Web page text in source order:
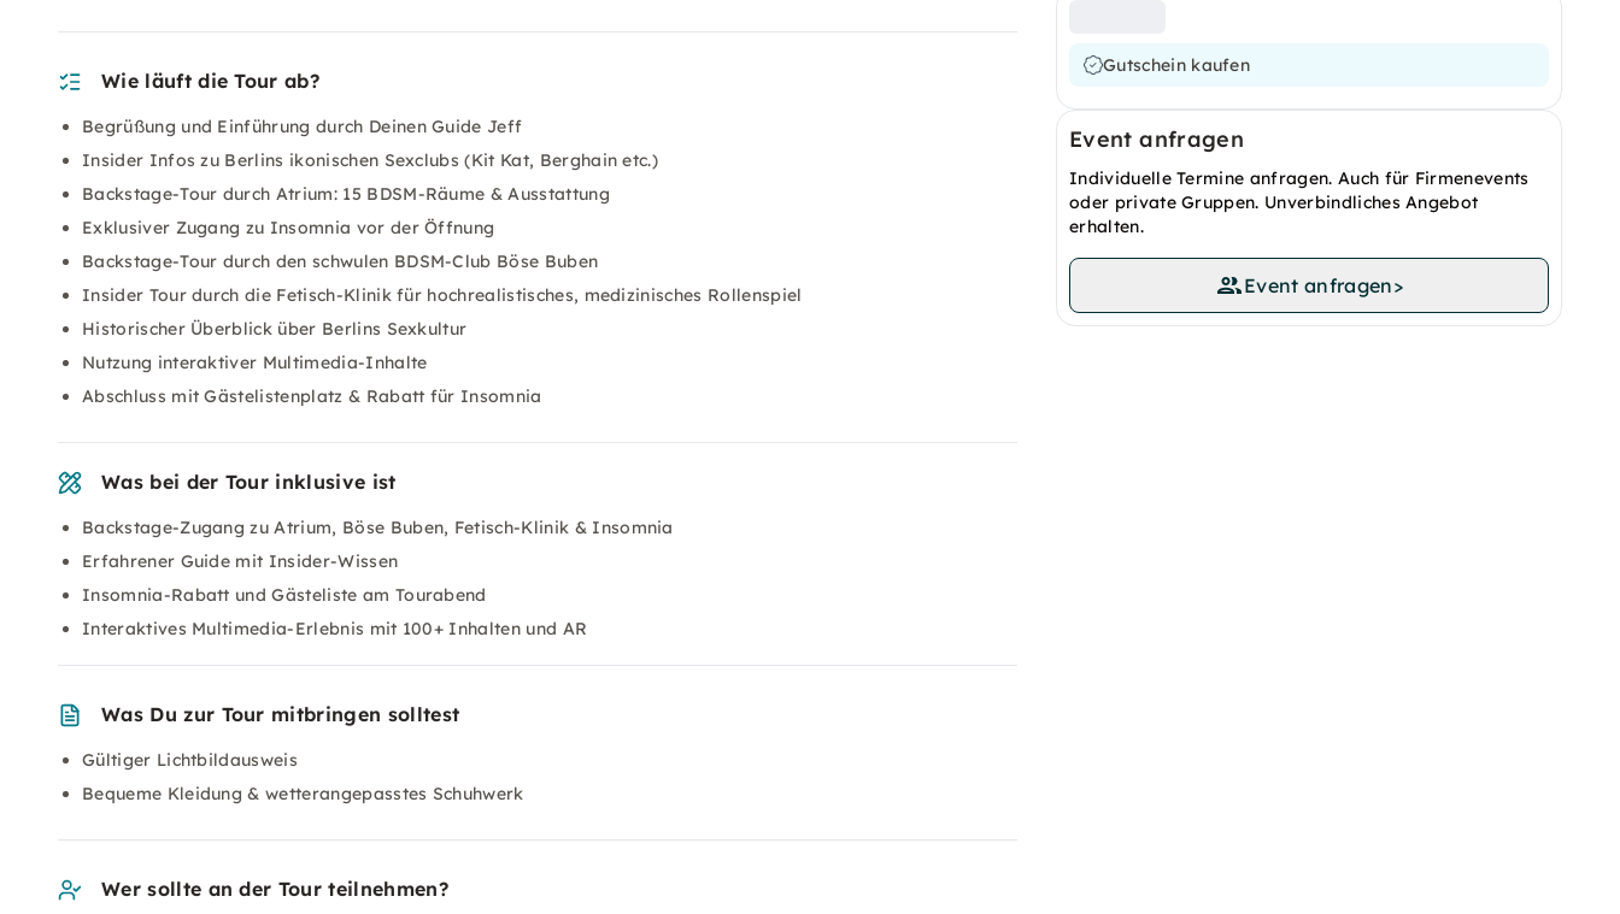
Gutschein kaufen
Event anfragen
Individuelle Termine anfragen. Auch für Firmenevents
oder private Gruppen. Unverbindliches Angebot
erhalten.
Event anfragen>
Wie läuft die Tour ab?
Begrüßung und Einführung durch Deinen Guide Jeff
Insider Infos zu Berlins ikonischen Sexclubs (Kit Kat, Berghain etc.)
Backstage-Tour durch Atrium: 15 BDSM-Räume & Ausstattung
Exklusiver Zugang zu Insomnia vor der Öffnung
Backstage-Tour durch den schwulen BDSM-Club Böse Buben
Insider Tour durch die Fetisch-Klinik für hochrealistisches, medizinisches Rollenspiel
Historischer Überblick über Berlins Sexkultur
Nutzung interaktiver Multimedia-Inhalte
Abschluss mit Gästelistenplatz & Rabatt für Insomnia
Was bei der Tour inklusive ist
Backstage-Zugang zu Atrium, Böse Buben, Fetisch-Klinik & Insomnia
Erfahrener Guide mit Insider-Wissen
Insomnia-Rabatt und Gästeliste am Tourabend
Interaktives Multimedia-Erlebnis mit 100+ Inhalten und AR
Was Du zur Tour mitbringen solltest
Gültiger Lichtbildausweis
Bequeme Kleidung & wetterangepasstes Schuhwerk
Wer sollte an der Tour teilnehmen?